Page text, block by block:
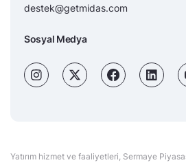
destek@getmidas.com
Sosyal Medya
Yatırım hizmet ve faaliyetleri, Sermaye